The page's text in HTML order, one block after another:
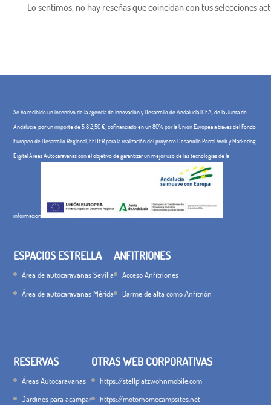
Lo sentimos, no hay reseñas que coincidan con tus selecciones
Se ha recibido un incentivo de la agencia de Innovación y Desarrollo de Andalucía IDEA, de la Junta de
Andalucía, por un importe de 5.812,50 €, cofinanciado en un 80% por la Unión Europea a través del Fondo
Europeo de Desarrollo Regional, FEDER para la realización del proyecto Desarrollo Portal Web y Marketing
Digital Áreas Autocaravanas con el objetivo de garantizar un mejor uso de las tecnologías de la
información
ESPACIOS ESTRELLA
Área de autocaravanas Sevilla
Área de autocaravanas Mérida
ANFITRIONES
Acceso Anfitriones
Darme de alta como Anfitrión
RESERVAS
Áreas Autocaravanas
Jardines para acampar
OTRAS WEB CORPORATIVAS
https://stellplatzwohnmobile.com
https://motorhomecampsites.net